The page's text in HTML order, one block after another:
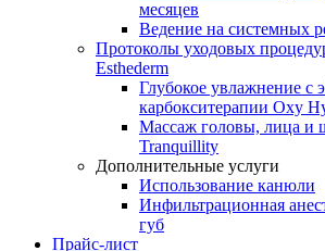
месяцев
Ведение на системных
Протоколы уходовых
Esthederm
Глубокое увлажнение с
карбокситерапии Oxy
Массаж головы, лица и
Tranquillity
Дополнительные услуги
Использование канюли
Инфильтрационная
губ
Прайс-лист